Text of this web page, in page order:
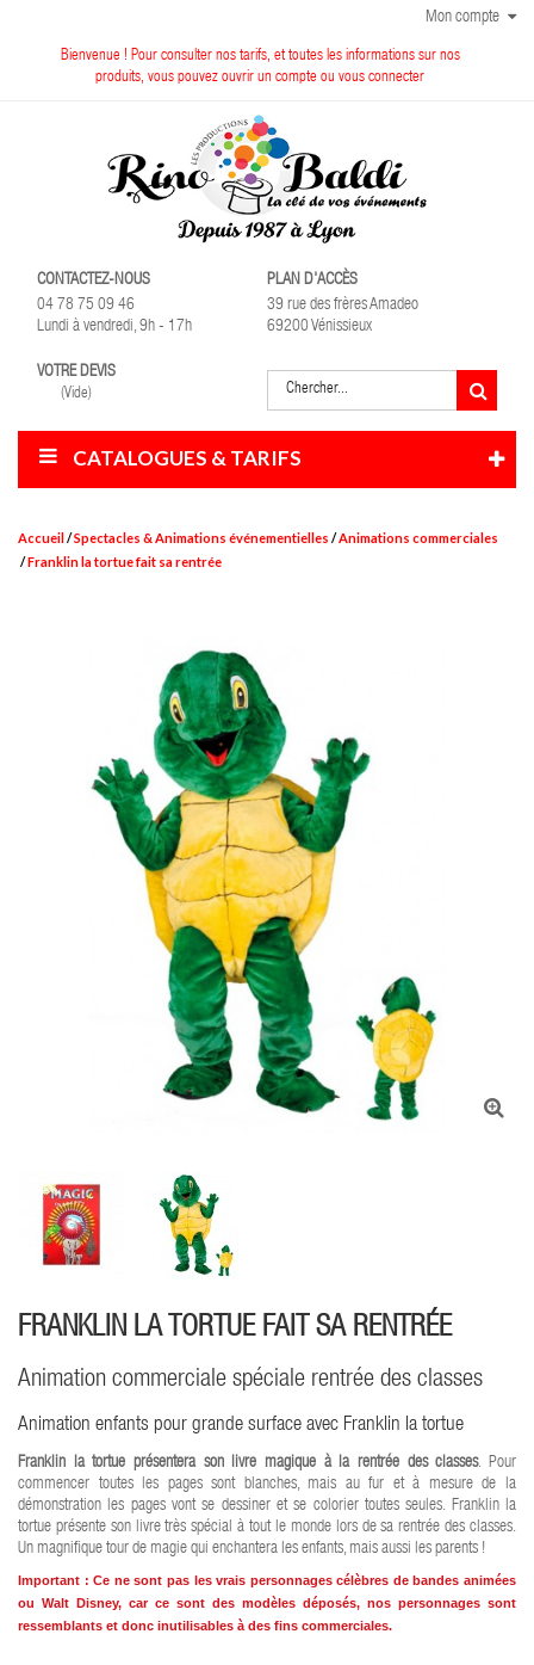
Mon compte
Bienvenue ! Pour consulter nos tarifs, et toutes les informations sur nos
produits, vous pouvez ouvrir un compte ou vous connecter
CONTACTEZ-NOUS
04 78 75 09 46
Lundi à vendredi, 9h - 17h
PLAN D'ACCÈS
39 rue des frères Amadeo
69200 Vénissieux
VOTRE DEVIS
(Vide)
CATALOGUES & TARIFS
Accueil Spectacles & Animations événementielles
Animations commerciales
Franklin la tortue fait sa rentrée
FRANKLIN LA TORTUE FAIT SA RENTRÉE
Animation commerciale spéciale rentrée des classes
Animation enfants pour grande surface avec Franklin la tortue
Franklin la tortue présentera son livre magique à la rentrée des classes. Pour
commencer toutes les pages sont blanches, mais au fur et à mesure de la
démonstration les pages vont se dessiner et se colorier toutes seules. Franklin la
tortue présente son livre très spécial à tout le monde lors de sa rentrée des classes.
Un magnifique tour de magie qui enchantera les enfants, mais aussi les parents !
Important : Ce ne sont pas les vrais personnages célèbres de bandes animées
ou Walt Disney, car ce sont des modèles déposés, nos personnages sont
ressemblants et donc inutilisables à des fins commerciales.